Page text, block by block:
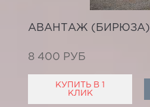
АВАНТАЖ (БИРЮЗА)
8 400 РУБ
КУПИТЬ В 1
КЛИК